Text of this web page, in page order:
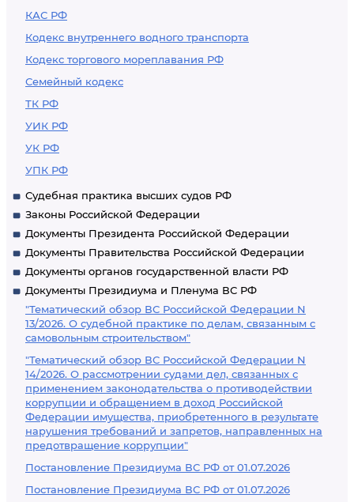
КАС РФ
Кодекс внутреннего водного транспорта
Кодекс торгового мореплавания РФ
Семейный кодекс
ТК РФ
УИК РФ
УК РФ
УПК РФ
Судебная практика высших судов РФ
Законы Российской Федерации
Документы Президента Российской Федерации
Документы Правительства Российской Федерации
Документы органов государственной власти РФ
Документы Президиума и Пленума ВС РФ
"Тематический обзор ВС Российской Федерации N
13/2026. О судебной практике по делам, связанным с
самовольным строительством"
"Тематический обзор ВС Российской Федерации N
14/2026. О рассмотрении судами дел, связанных с
применением законодательства о противодействии
коррупции и обращением в доход Российской
Федерации имущества, приобретенного в результате
нарушения требований и запретов, направленных на
предотвращение коррупции"
Постановление Президиума ВС РФ от 01.07.2026
Постановление Президиума ВС РФ от 01.07.2026